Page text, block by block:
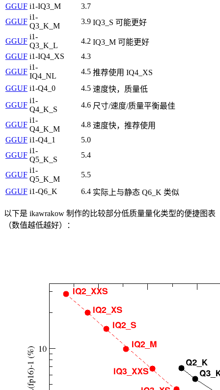
GGUF i1-IQ3_M
3.7
GGUF
i1-
Q3_K_M
3.9 IQ3_S 可能更好
GGUF
i1-
Q3_K_L
4.2 IQ3_M 可能更好
GGUF i1-IQ4_XS
4.3
GGUF
i1-
IQ4_NL
4.5 推荐使用 IQ4_XS
GGUF i1-Q4_0 4.5 速度快，质量低
GGUF
i1-
Q4_K_S
4.6 尺寸/速度/质量平衡最佳
GGUF
i1-
Q4_K_M
4.8 速度快，推荐使用
GGUF i1-Q4_1
5.0
GGUF
i1-
Q5_K_S
5.4
GGUF
i1-
Q5_K_M
5.5
GGUF i1-Q6_K 6.4 实际上与静态 Q6_K 类似
以下是 ikawrakow 制作的比较部分低质量量化类型的便捷图表
（数值越低越好）：